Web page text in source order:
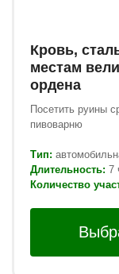
Кровь,
местам
ордена
Посетить руины
пивоварню
Тип:
Длительность: 7
Количество